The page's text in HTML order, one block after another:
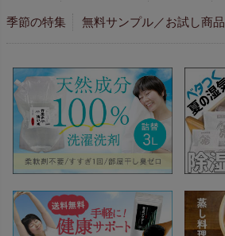
季節の特集 無料サンプル／お試し商品